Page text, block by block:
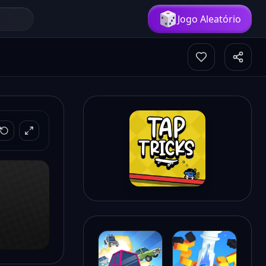
Jogo Aleatório